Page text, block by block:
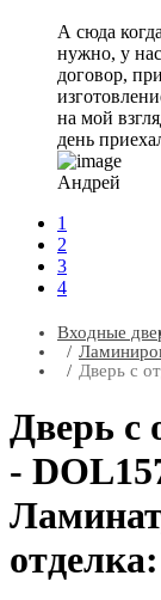
А сюда
нужно, у
договор,
на мой
день
Андрей
1
2
3
4
Входные
Дверь с
Дверь с
-